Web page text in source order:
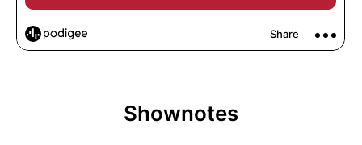
Shownotes